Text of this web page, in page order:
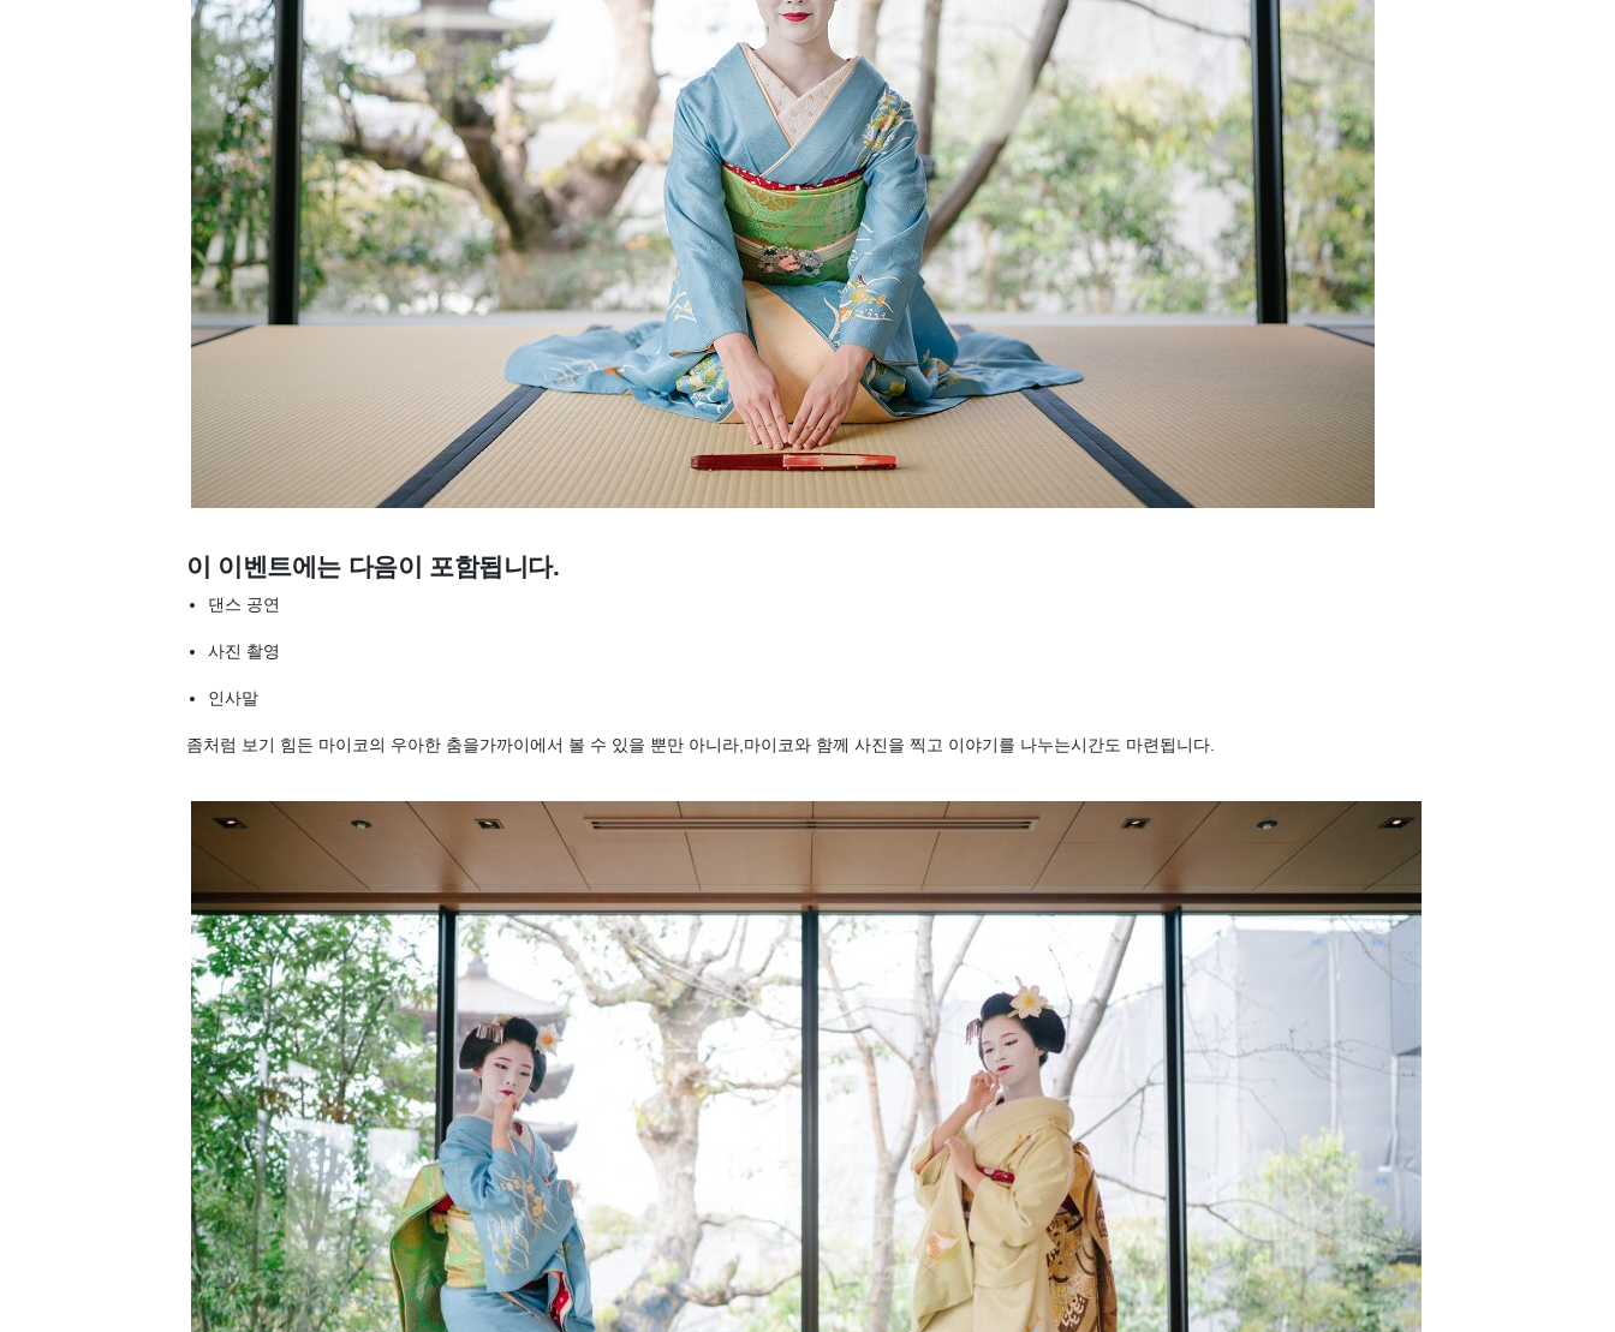
이 이벤트에는 다음이 포함됩니다.
댄스 공연
사진 촬영
인사말
좀처럼 보기 힘든 마이코의 우아한 춤을가까이에서 볼 수 있을 뿐만 아니라,마이코와 함께 사진을 찍고 이야기를 나누는시간도 마련됩니다.